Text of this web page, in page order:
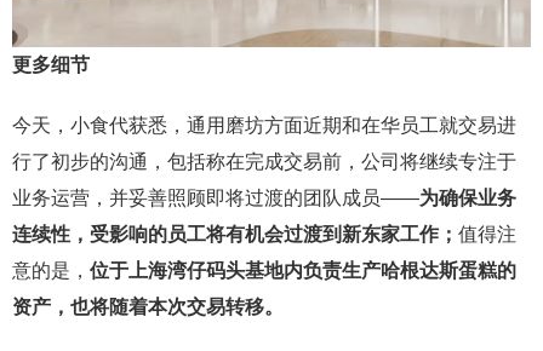
更多细节
今天，小食代获悉，通用磨坊方面近期和在华员工就交易进
行了初步的沟通，包括称在完成交易前，公司将继续专注于
业务运营，并妥善照顾即将过渡的团队成员——为确保业务
连续性，受影响的员工将有机会过渡到新东家工作； 值得注
意的是， 位于上海湾仔码头基地内负责生产哈根达斯蛋糕的
资产，也将随着本次交易转移。